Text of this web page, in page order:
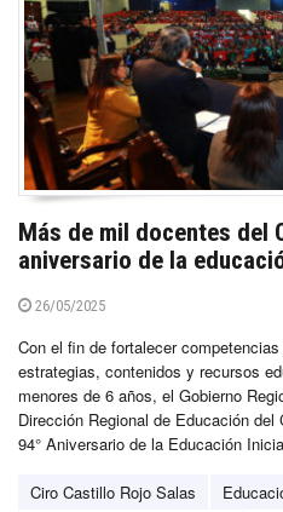
Más de mil docentes del
aniversario de la
26/05/2025
Con el fin de fortalecer
estrategias, contenidos y recursos
menores de 6 años, el Gobierno
Dirección Regional de Educación
94° Aniversario de la Educación
Ciro Castillo Rojo Salas